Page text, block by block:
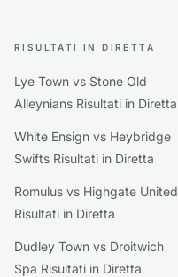
RISULTATI IN DIRETTA
Lye Town vs Stone Old
Alleynians Risultati in Diretta
White Ensign vs Heybridge
Swifts Risultati in Diretta
Romulus vs Highgate United
Risultati in Diretta
Dudley Town vs Droitwich
Spa Risultati in Diretta